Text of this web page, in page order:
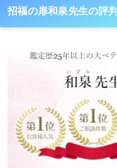
招福の扉和泉先生の評判